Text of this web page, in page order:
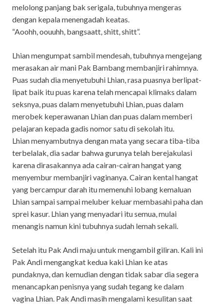
melolong panjang bak serigala, tubuhnya mengeras
dengan kepala menengadah keatas.
“Aoohh, oouuhh, bangsaatt, shitt, shitt”.
Lhian mengumpat sambil mendesah, tubuhnya mengejang
merasakan air mani Pak Bambang membanjiri rahimnya.
Puas sudah dia menyetubuhi Lhian, rasa puasnya berlipat-
lipat baik itu puas karena telah mencapai klimaks dalam
seksnya, puas dalam menyetubuhi Lhian, puas dalam
merobek keperawanan Lhian dan puas dalam memberi
pelajaran kepada gadis nomor satu di sekolah itu.
Lhian menyambutnya dengan mata yang secara tiba-tiba
terbelalak, dia sadar bahwa gurunya telah berejakulasi
karena dirasakannya ada cairan-cairan hangat yang
menyembur membanjiri vaginanya. Cairan kental hangat
yang bercampur darah itu memenuhi lobang kemaluan
Lhian sampai sampai meluber keluar membasahi paha dan
sprei kasur. Lhian yang menyadari itu semua, mulai
menangis namun kini tubuhnya sudah lemah sekali.
Setelah itu Pak Andi maju untuk mengambil giliran. Kali ini
Pak Andi mengangkat kedua kaki Lhian ke atas
pundaknya, dan kemudian dengan tidak sabar dia segera
menancapkan penisnya yang sudah tegang ke dalam
vagina Lhian. Pak Andi masih mengalami kesulitan saat